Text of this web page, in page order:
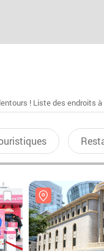
! Liste des endroits